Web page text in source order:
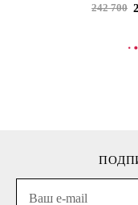
242 700
В